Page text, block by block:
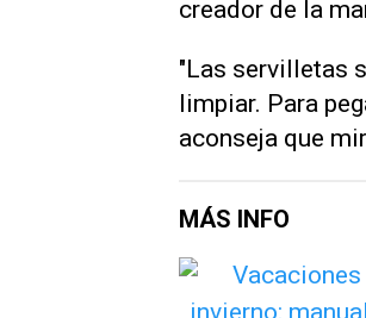
creador de la
"Las servilletas
limpiar. Para
aconseja que
MÁS INFO